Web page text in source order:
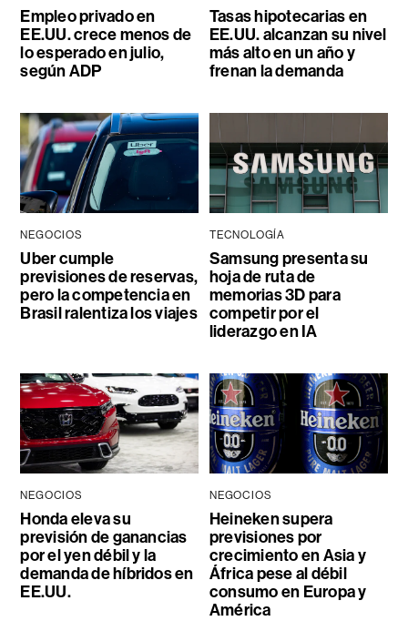
Empleo privado en
EE.UU. crece menos de
lo esperado en julio,
según ADP
Tasas hipotecarias en
EE.UU. alcanzan su nivel
más alto en un año y
frenan la demanda
NEGOCIOS
Uber cumple
previsiones de reservas,
pero la competencia en
Brasil ralentiza los viajes
TECNOLOGÍA
Samsung presenta su
hoja de ruta de
memorias 3D para
competir por el
liderazgo en IA
NEGOCIOS
Honda eleva su
previsión de ganancias
por el yen débil y la
demanda de híbridos en
EE.UU.
NEGOCIOS
Heineken supera
previsiones por
crecimiento en Asia y
África pese al débil
consumo en Europa y
América